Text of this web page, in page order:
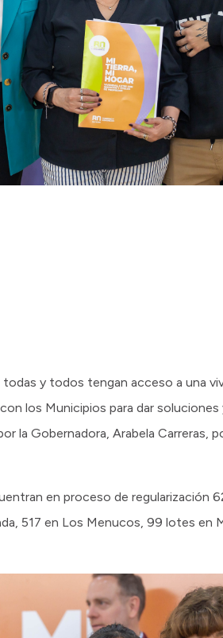
y todos tengan acceso a una
los Municipios para dar soluciones
la Gobernadora, Arabela Carreras,
en proceso de regularización
517 en Los Menucos, 99 lotes en